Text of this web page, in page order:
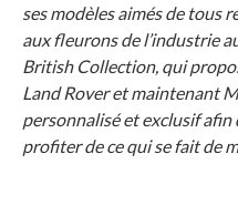
ses modèles aimés de tous
aux fleurons de l’industrie
British Collection, qui
Land Rover et maintenant
personnalisé et exclusif
profiter de ce qui se fait de